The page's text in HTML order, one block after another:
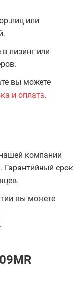
или
лизинг или
вы можете
и оплата.
компании
Гарантийный срок
вы можете
.